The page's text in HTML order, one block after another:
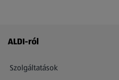
Láblécmenü - további linkek
ALDI-ról
Szolgáltatások